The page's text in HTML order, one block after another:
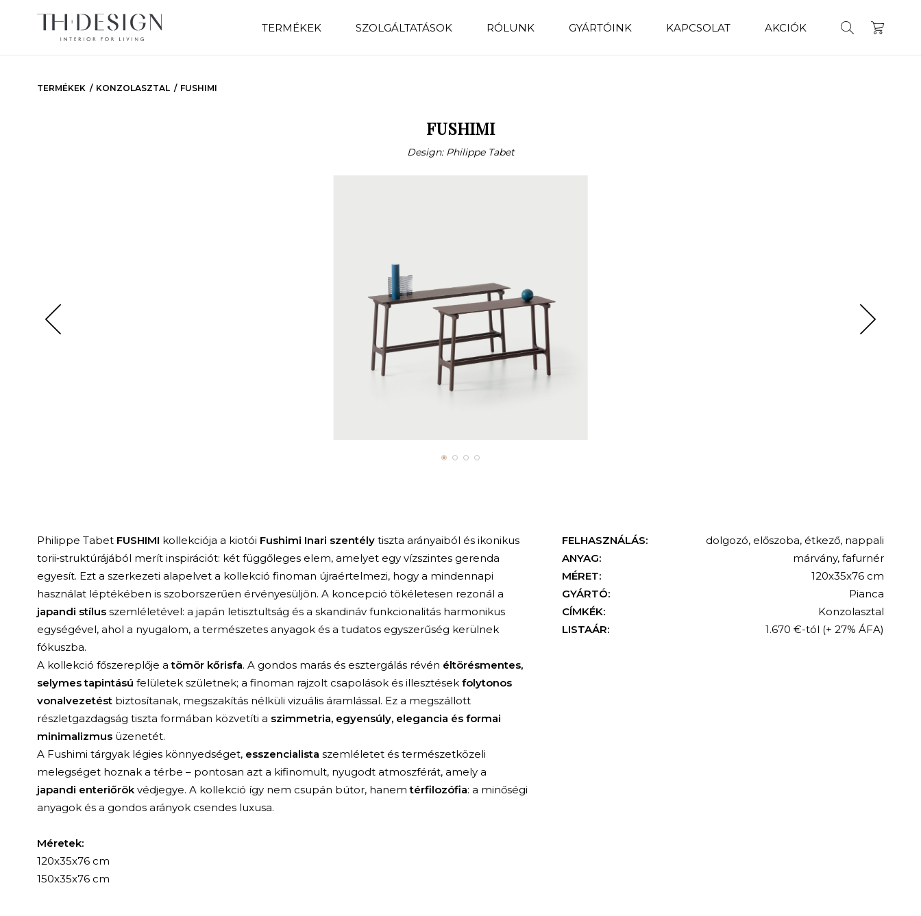
TERMÉKEK SZOLGÁLTATÁSOK RÓLUNK GYÁRTÓINK KAPCSOLAT AKCIÓK
TERMÉKEK KONZOLASZTAL FUSHIMI
FUSHIMI
Design: Philippe Tabet
Philippe Tabet FUSHIMI kollekciója a kiotói Fushimi Inari szentélytiszta arányaiból és ikonikus
torii‑struktúrájából merít inspirációt: két függőleges elem, amelyet egy vízszintes gerenda
egyesít. Ezt a szerkezeti alapelvet a kollekció finoman újraértelmezi, hogy a mindennapi
használat léptékében is szoborszerűen érvényesüljön. A koncepció tökéletesen rezonál a
japandi stílusszemléletével: a japán letisztultság és a skandináv funkcionalitás harmonikus
egységével, ahol a nyugalom, a természetes anyagok és a tudatos egyszerűség kerülnek
fókuszba.
A kollekció főszereplője atömör kőrisfa. A gondos marás és esztergálás révén éltörésmentes,
selymes tapintású felületek születnek; a finoman rajzolt csapolások és illesztések folytonos
vonalvezetéstbiztosítanak, megszakítás nélküli vizuális áramlással. Ez a megszállott
részletgazdagság tiszta formában közvetíti a szimmetria, egyensúly, elegancia és formai
minimalizmusüzenetét.
A Fushimi tárgyak légies könnyedséget, esszencialista szemléletet és természetközeli
melegséget hoznak a térbe – pontosan azt a kifinomult, nyugodt atmoszférát, amely a
japandi enteriőrökvédjegye. A kollekció így nem csupán bútor, hanemtérfilozófia: a minőségi
anyagok és a gondos arányok csendes luxusa.
Méretek:
120x35x76 cm
150x35x76 cm
FELHASZNÁLÁS: dolgozó, előszoba, étkező, nappali
ANYAG:
márvány,fafurnér
MÉRET:
120x35x76 cm
GYÁRTÓ:
Pianca
CÍMKÉK:
Konzolasztal
LISTAÁR:
1.670 €-tól (+ 27% ÁFA)